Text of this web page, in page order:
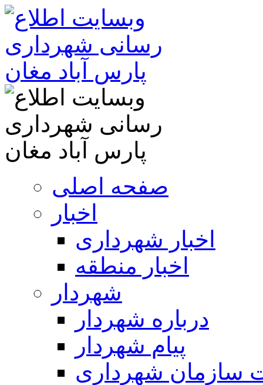
صفحه اصلی
اخبار
اخبار شهرداری
اخبار منطقه
شهردار
درباره شهردار
پیام شهردار
سازمان شهرداری